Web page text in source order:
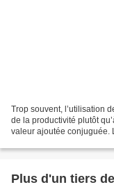
Trop souvent, l’utilisation
de la productivité plutôt
valeur ajoutée conjuguée.
Plus d'un tiers